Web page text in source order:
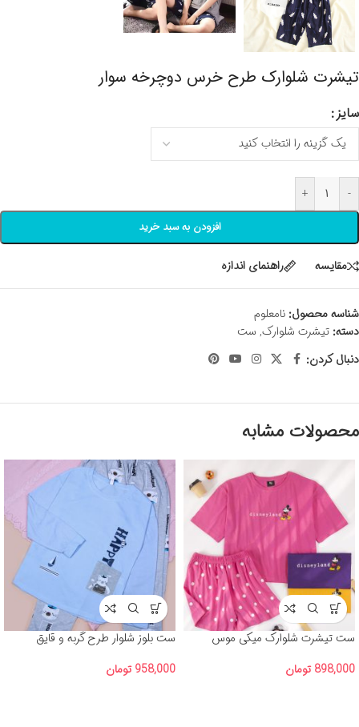
تیشرت شلوارک طرح خرس دوچرخه سوار
سایز
-
+
افزودن به سبد خرید
مقايسه راهنمای اندازه
شناسه محصول: نامعلوم
دسته: تیشرت شلوارک, ست
دنبال کردن:
محصولات مشابه
ست تیشرت شلوارک میکی موس
898,000 تومان
ست بلوز شلوار طرح گربه و قایق
958,000 تومان